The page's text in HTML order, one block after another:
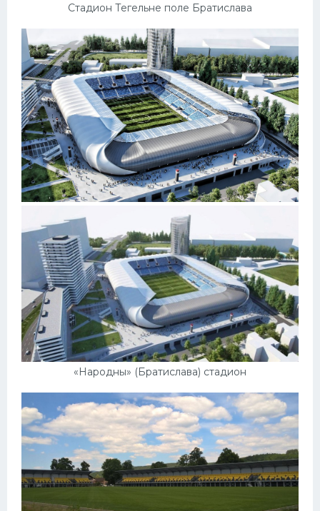
Стадион Тегельне поле Братислава
«Народны» (Братислава) стадион